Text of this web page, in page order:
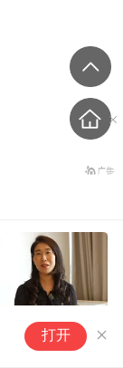
打开